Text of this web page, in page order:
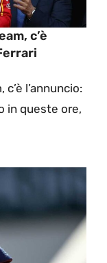
c’è
l’annuncio:
in queste ore,